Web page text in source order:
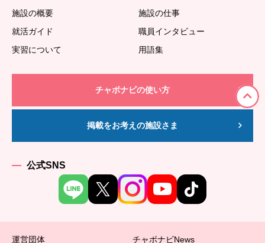
施設の概要
施設の仕事
就活ガイド
職員インタビュー
実習について
用語集
チャボナビの使い方
掲載をお考えの施設さま
公式SNS
運営団体 チャボナビNews